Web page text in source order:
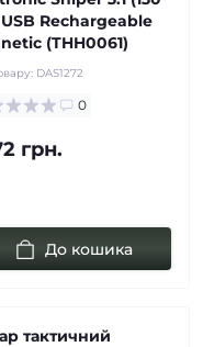
Rechargeable
(THH0061)
DAS1272
0
грн.
До кошика
тактичний